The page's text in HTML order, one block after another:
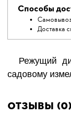
Способы
Доставка
Режущий
садовому
Отзывы (0)